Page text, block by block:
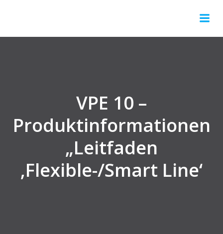
VPE 10 –
Produktinformationen
„Leitfaden
‚Flexible-/Smart Line‘